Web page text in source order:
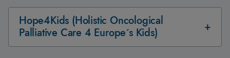
Hope4Kids (Holistic Oncological
Palliative Care 4 Europe´s Kids)